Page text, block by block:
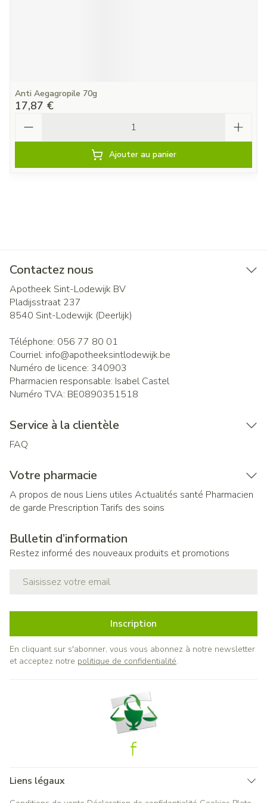
Anti Aegagropile 70g
17,87 €
Ajouter au panier
Contactez nous
Apotheek Sint-Lodewijk BV
Pladijsstraat 237
8540 Sint-Lodewijk (Deerlijk)
Téléphone: 056 77 80 01
Courriel: info@apotheeksintlodewijk.be
Numéro de licence: 340903
Pharmacien responsable: Isabel Castel
Numéro TVA: BE0890351518
Service à la clientèle
FAQ
Votre pharmacie
A propos de nous Liens utiles Actualités santé Pharmacien
de garde Prescription Tarifs des soins
Bulletin d’information
Restez informé des nouveaux produits et promotions
Inscription
En cliquant sur s'abonner, vous vous abonnez à notre newsletter
et acceptez notre politique de confidentialité.
Liens légaux